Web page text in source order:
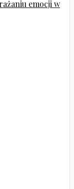
emocji w